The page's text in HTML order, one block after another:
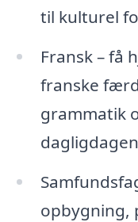
til kulturel
Fransk – få
franske
grammatik
opbygning,